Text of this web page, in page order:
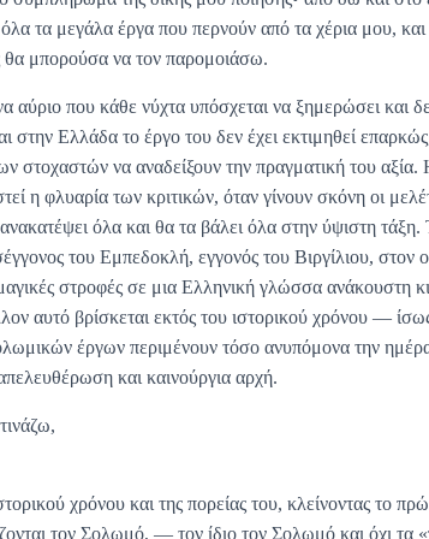
τα μεγάλα έργα που περνούν από τα χέρια μου, και
θα μπορούσα να τον παρομοιάσω.
αύριο που κάθε νύχτα υπόσχεται να ξημερώσει και
στην Ελλάδα το έργο του δεν έχει εκτιμηθεί
στοχαστών να αναδείξουν την πραγματική του αξία.
η φλυαρία των κριτικών, όταν γίνουν σκόνη οι
όλα και θα τα βάλει όλα στην ύψιστη τάξη.
του Εμπεδοκλή, εγγονός του Βιργίλιου, στον
στροφές σε μια Ελληνική γλώσσα ανάκουστη
αυτό βρίσκεται εκτός του ιστορικού χρόνου —
έργων περιμένουν τόσο ανυπόμονα την
και καινούργια αρχή.
χρόνου και της πορείας του, κλείνοντας το
τον Σολωμό, — τον ίδιο τον Σολωμό και όχι